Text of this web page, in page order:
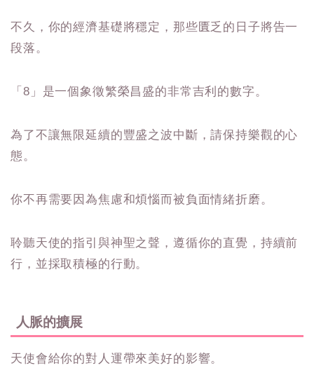
不久，你的經濟基礎將穩定，那些匱乏的日子將告一
段落。
「8」是一個象徵繁榮昌盛的非常吉利的數字。
為了不讓無限延續的豐盛之波中斷，請保持樂觀的心
態。
你不再需要因為焦慮和煩惱而被負面情緒折磨。
聆聽天使的指引與神聖之聲，遵循你的直覺，持續前
行，並採取積極的行動。
人脈的擴展
天使會給你的對人運帶來美好的影響。